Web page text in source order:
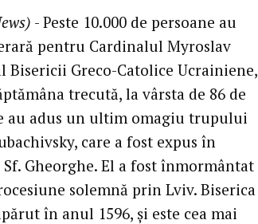
- Peste 10.000 de persoane au
pentru Cardinalul Myroslav
Bisericii Greco-Catolice Ucrainiene,
trecută, la vârsta de 86 de
au adus un ultim omagiu trupului
care a fost expus în
Gheorghe. El a fost înmormântat
solemnă prin Lviv. Biserica
în anul 1596, şi este cea mai